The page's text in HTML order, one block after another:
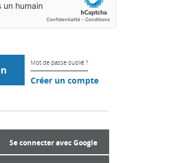
Mot de passe oublié ?
Créer un compte
Se connecter avec Google